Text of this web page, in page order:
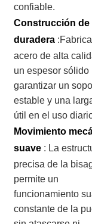
confiable.
Construcción de
duradera
acero de alta
un espesor sólido
garantizar un
estable y una
útil en el uso
Movimiento
suave : La
precisa de la
permite un
funcionamiento
constante de la